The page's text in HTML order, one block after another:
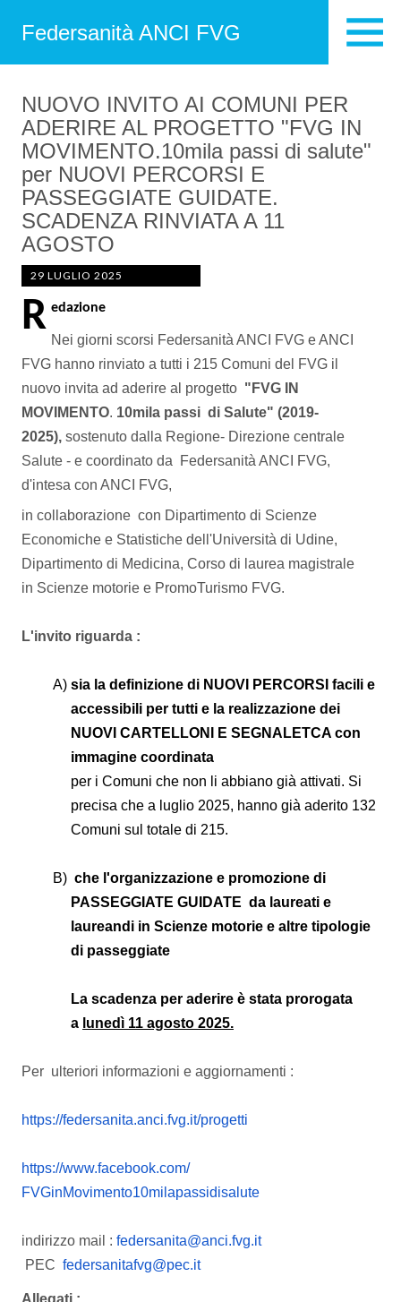
Federsanità ANCI FVG
NUOVO INVITO AI COMUNI PER
ADERIRE AL PROGETTO "FVG IN
MOVIMENTO.10mila passi di salute"
per NUOVI PERCORSI E
PASSEGGIATE GUIDATE.
SCADENZA RINVIATA A 11
AGOSTO
29 LUGLIO 2025
R edazione
Nei giorni scorsi Federsanità ANCI FVG e ANCI
FVG hanno rinviato a tutti i 215 Comuni del FVG il
nuovo invita ad aderire al progetto "FVG IN
MOVIMENTO. 10mila passi di Salute" (2019-
2025), sostenuto dalla Regione- Direzione centrale
Salute - e coordinato da Federsanità ANCI FVG,
d'intesa con ANCI FVG,
in collaborazione con Dipartimento di Scienze
Economiche e Statistiche dell'Università di Udine,
Dipartimento di Medicina, Corso di laurea magistrale
in Scienze motorie e PromoTurismo FVG.
L'invito riguarda :
sia la definizione di NUOVI PERCORSI facili e
accessibili per tutti e la realizzazione dei
NUOVI CARTELLONI E SEGNALETCA con
immagine coordinata
per i Comuni che non li abbiano già attivati. Si
precisa che a luglio 2025, hanno già aderito 132
Comuni sul totale di 215.
che l'organizzazione e promozione di
PASSEGGIATE GUIDATE da laureati e
laureandi in Scienze motorie e altre tipologie
di passeggiate
La scadenza per aderire è stata prorogata
a lunedì 11 agosto 2025.
Per ulteriori informazioni e aggiornamenti :
https://federsanita.anci.fvg.it/progetti
https://www.facebook.com/
FVGinMovimento10milapassidisal ute
indirizzo mail : federsanita@anci.fvg.it
PEC federsanitafvg@pec.it
Allegati :